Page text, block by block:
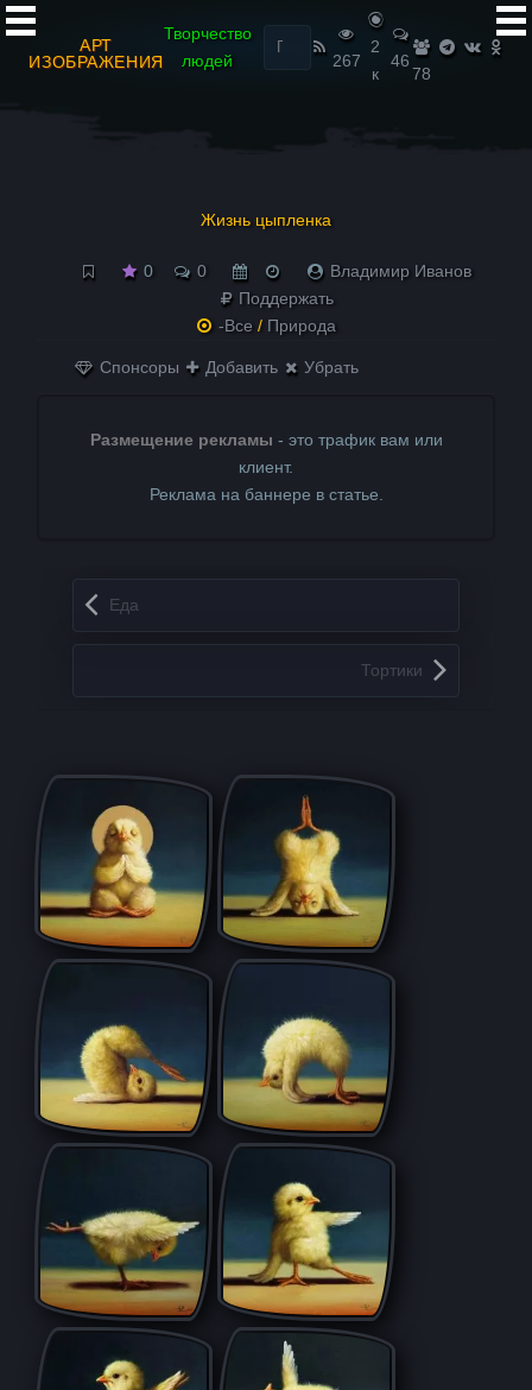
АРТ
ИЗОБРАЖЕНИЯ
Творчество
людей
Найти:
267
2
к
46
78
Жизнь цыпленка
0 0
Владимир Иванов
Поддержать
-Все / Природа
Спонсоры Добавить Убрать
Размещение рекламы - это трафик вам или
клиент.
Реклама на баннере в статье.
Запись навигация
Еда
Тортики